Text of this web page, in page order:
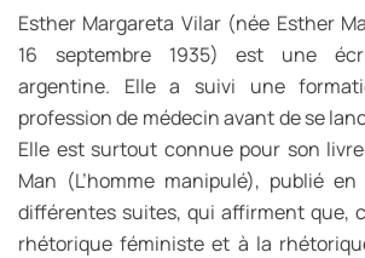
Esther Margareta Vilar (née Esther
16 septembre 1935) est une
argentine. Elle a suivi une
profession de médecin avant de se
Elle est surtout connue pour son
Man (L’homme manipulé), publié
différentes suites, qui affirment que,
rhétorique féministe et à la